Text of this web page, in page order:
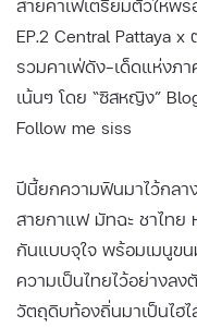
สายคาเฟ่เตรียมตัวให้พร้
EP.2 Central Pattaya
รวมคาเฟ่ดัง-เด็ดแห่งภ
เน้นๆ โดย “ซิสหญิง”
Follow me siss
ปีนี้ยกความฟินมาไว้กลา
สายกาแฟ มัทฉะ ชาไทย
กันแบบจุใจ พร้อมเมนูข
ความเป็นไทยไว้อย่างลง
วัตถุดิบท้องถิ่นมาเป็นไฮ